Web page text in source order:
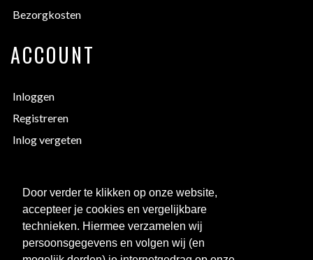
Door verder te klikken op onze website,
accepteer je cookies en vergelijkbare
technieken. Hiermee verzamelen wij
persoonsgegevens en volgen wij (en
Bezorgkosten
ACCOUNT
Inloggen
Registreren
Inlog vergeten
Bedrukken
Maattabellen